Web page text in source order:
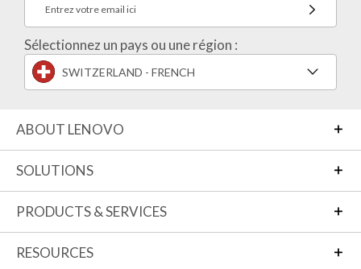
Entrez votre email ici
Sélectionnez un pays ou une région :
SWITZERLAND - FRENCH
ABOUT LENOVO
SOLUTIONS
PRODUCTS & SERVICES
RESOURCES